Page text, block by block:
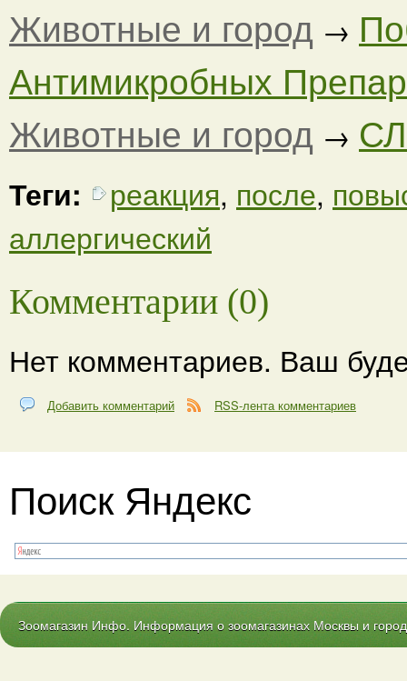
Животные и город →
Антимикробных
Животные и город →
Теги: реакция, после,
аллергический
Комментарии (0)
Нет комментариев. Ваш
Добавить комментарий RSS-лента комментариев
Поиск Яндекс
Зоомагазин Инфо. Информация о зоомагазинах Москвы и